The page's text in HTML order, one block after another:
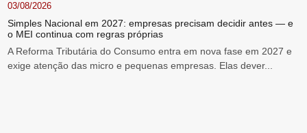
03/08/2026
Simples Nacional em 2027: empresas precisam decidir antes — e
o MEI continua com regras próprias
A Reforma Tributária do Consumo entra em nova fase em 2027 e
exige atenção das micro e pequenas empresas. Elas dever...